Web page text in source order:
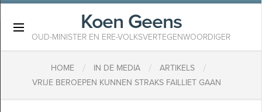
Koen Geens
OUD-MINISTER EN ERE-VOLKSVERTEGENWOORDIGER
HOME / IN DE MEDIA / ARTIKELS /
VRIJE BEROEPEN KUNNEN STRAKS FAILLIET GAAN